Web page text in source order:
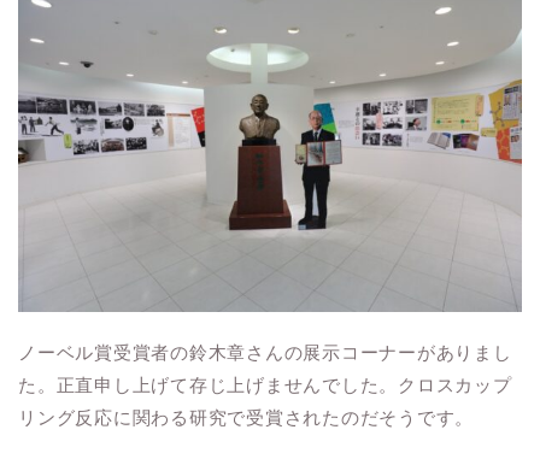
ノーベル賞受賞者の鈴木章さんの展示コーナーがありまし
た。正直申し上げて存じ上げませんでした。クロスカップ
リング反応に関わる研究で受賞されたのだそうです。